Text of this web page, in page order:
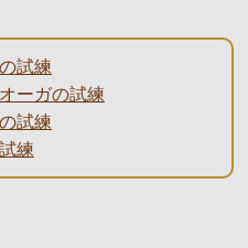
試練
ーガの試練
試練
練